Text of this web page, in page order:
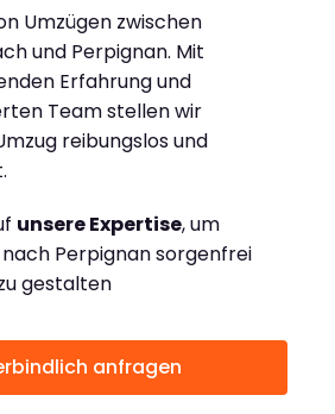
Umzügen zwischen
und Perpignan. Mit
Erfahrung und
Team stellen wir
reibungslos und
unsere Expertise, um
Perpignan sorgenfrei
gestalten
anfragen